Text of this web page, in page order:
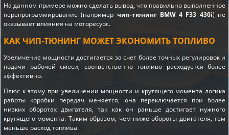
На данном примере можно сделать вывод, что правильно выполненное
перепрограммирование (например чип-тюнинг BMW 4 F33 430i) не
оказывает влияния на моторесурс.
КАК ЧИП-ТЮНИНГ МОЖЕТ ЭКОНОМИТЬ ТОПЛИВО
Увеличение мощности достигается за счет более точных регулировок и
подачи рабочей смеси, соответственно топливо расходуется более
эффективно.
Плюс к этому при увеличении мощности и крутящего момента логика
работы коробки передач меняется, она переключается при более
низких оборотах двигателя, так как он раньше достигает нужного
крутящего момента. Таким образом, чем ниже обороты двигателя, тем
меньше расход топлива.